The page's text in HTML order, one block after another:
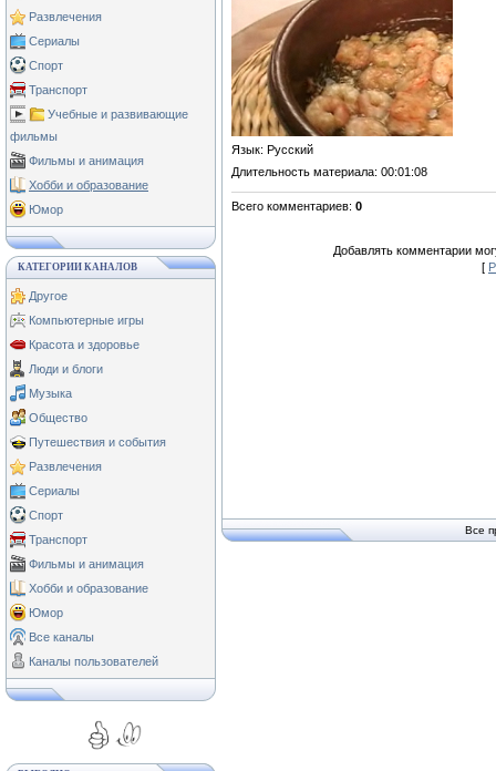
Развлечения
Сериалы
Спорт
Транспорт
Учебные и развивающие
фильмы
Фильмы и анимация
Хобби и образование
Юмор
КАТЕГОРИИ КАНАЛОВ
Другое
Компьютерные игры
Красота и здоровье
Люди и блоги
Музыка
Общество
Путешествия и события
Развлечения
Сериалы
Спорт
Транспорт
Фильмы и анимация
Хобби и образование
Юмор
Все каналы
Каналы пользователей
Язык: Русский
Длительность материала: 00:01:08
Всего комментариев: 0
Добавлять комментарии
[
Все